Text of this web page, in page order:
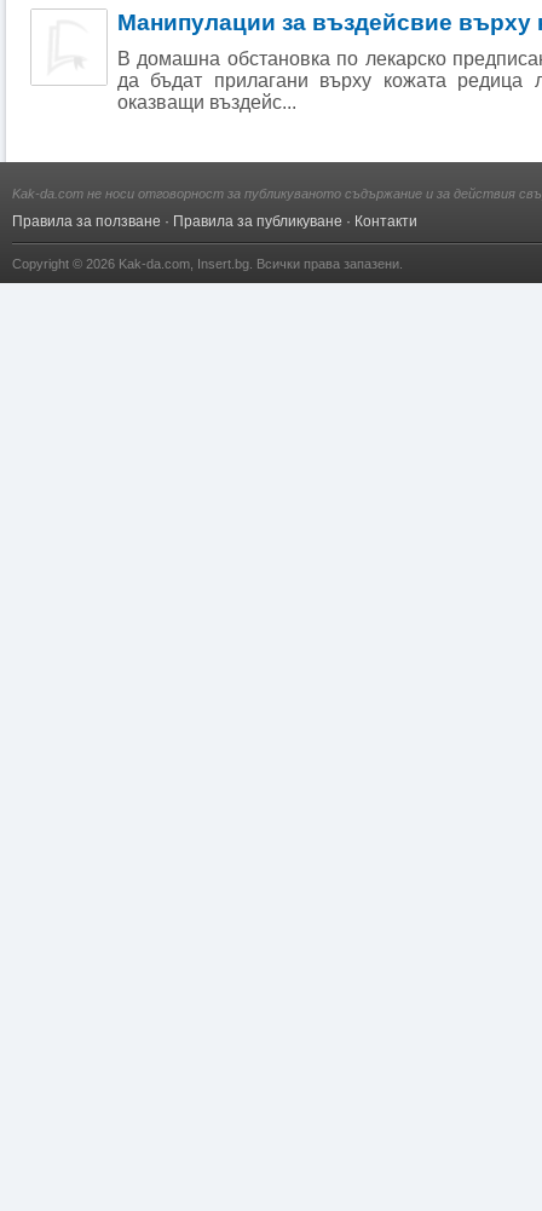
Манипулации за въздейсвие върху
В домашна обстановка по лекарско
да бъдат прилагани върху кожата редица
оказващи въздейс...
Kak-da.com не носи отговорност за публикуваното съдържание и за действия
Правила за ползване · Правила за публикуване · Контакти
Copyright © 2026 Kak-da.com Insert.bg . Всички права запазени.